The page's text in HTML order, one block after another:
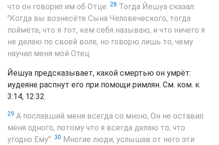
что он говорил им об Отце. 28 Тогда Йешуа сказал:
"Когда вы вознесёте Сына Человеческого, тогда
поймёте, что я тот, кем себя называю, и что ничего я
не делаю по своей воле, но говорю лишь то, чему
научил меня мой Отец.
Йешуа предсказывает, какой смертью он умрёт:
иудеяне распнут его при помощи римлян. См. ком. к
3:14, 12:32.
29 А пославший меня всегда со мною, Он не оставил
меня одного, потому что я всегда делаю то, что
угодно Ему". 30 Многие люди, услышав от него эти